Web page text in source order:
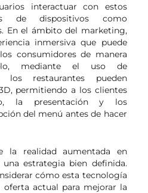
interactuar con estos
de dispositivos como
En el ámbito del marketing,
inmersiva que puede
consumidores de manera
mediante el uso de
los restaurantes pueden
permitiendo a los clientes
la presentación y los
del menú antes de hacer
la realidad aumentada en
estrategia bien definida.
cómo esta tecnología
oferta actual para mejorar la